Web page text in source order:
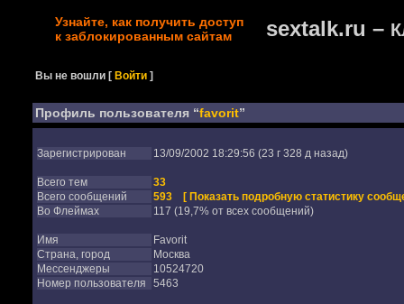
Узнайте, как получить доступ
к заблокированным сайтам
sextalk.ru –
Вы не вошли [Войти ]
Профиль пользователя “favorit”
Зарегистрирован 13/09/2002 18:29:56 (23 г 328 д назад)
Всего тем
33
Всего сообщений
593
[ Показать подробную статистику
Во Флеймах
117 (19,7% от всех сообщений)
Имя
Favorit
Страна, город
Москва
Мессенджеры
10524720
Номер пользователя
5463